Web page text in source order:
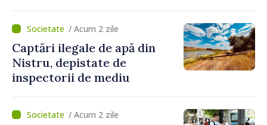
și a polițiștilor de frontieră
/ Acum 2 zile
Captări ilegale de apă din
Nistru, depistate de
inspectorii de mediu
/ Acum 2 zile